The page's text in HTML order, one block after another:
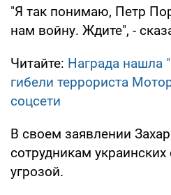
"Я так понимаю, Петр
нам войну. Ждите", -
Читайте: Награда нашла
гибели террориста
соцсети
В своем заявлении
сотрудникам
угрозой.